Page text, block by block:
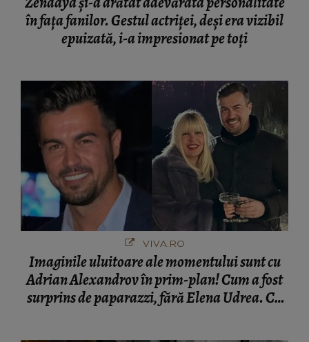
în fața fanilor. Gestul actriței, deși era vizibil
epuizată, i-a impresionat pe toți
VIVA.RO
Imaginile uluitoare ale momentului sunt cu
Adrian Alexandrov în prim-plan! Cum a fost
surprins de paparazzi, fără Elena Udrea. Cu